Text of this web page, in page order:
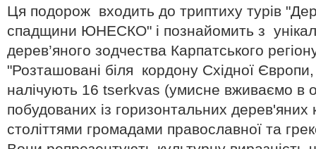
Ця подорож входить до триптиху турів
спадщини ЮНЕСКО" і познайомить з
дерев’яного зодчества Карпатського
"Розташовані біля кордону Східної
налічують 16 tserkvas (умисне вживаємо в
побудованих із горизонтальних дерев'яних
століттями громадами православної та